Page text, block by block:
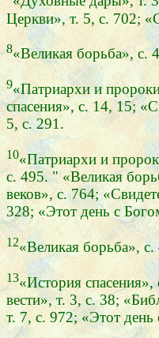
Церкви», т. 5, с. 702;
8«Великая борьба», с.
9«Патриархи и
спасения», с. 14, 15;
5, с. 291.
10«Патриархи и
с. 495. " «Великая
веков», с. 764;
328; «Этот день с
12«Великая борьба», с.
13«История
вести», т. 3, с. 38;
т. 7, с. 972; «Этот